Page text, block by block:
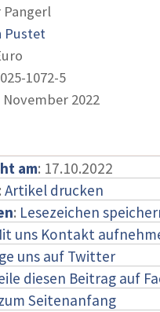
Pustet
1072-5
2022
am: 17.10.2022
: Artikel drucken
: Lesezeichen
uns Kontakt
uns auf Twitter
diesen Beitrag auf
Seitenanfang